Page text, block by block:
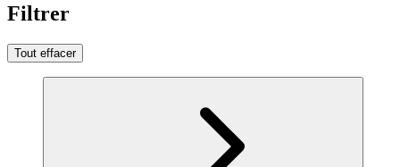
Filtrer
Tout effacer